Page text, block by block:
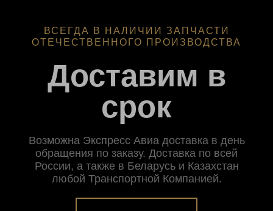
ВСЕГДА В НАЛИЧИИ ЗАПЧАСТИ
ОТЕЧЕСТВЕННОГО ПРОИЗВОДСТВА
Доставим в
срок
Возможна Экспресс Авиа доставка в день
обращения по заказу. Доставка по всей
России, а также в Беларусь и Казахстан
любой Транспортной Компанией.